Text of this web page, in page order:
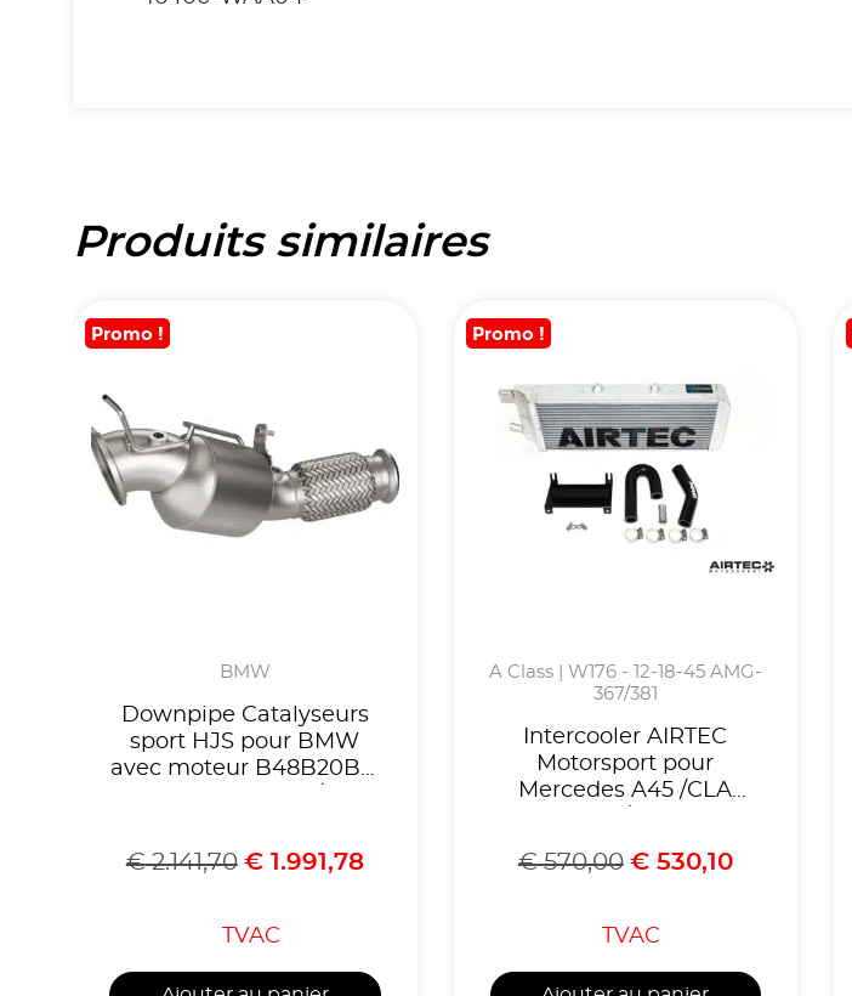
Produits similaires
Promo !
BMW
Downpipe Catalyseurs
sport HJS pour BMW
avec moteur B48B20B à
compatibilités,Homologué
CE, référence 90822075
€2.141,70 €1.991,78
TVAC
Promo !
A Class | W176 - 12-18-45 AMG-
367/381
Intercooler AIRTEC
Motorsport pour
Mercedes A45 /CLA
ATINTMB02
€570,00 €530,10
TVAC